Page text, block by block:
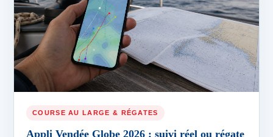
COURSE AU LARGE & RÉGATES
Appli Vendée Globe 2026 : suivi réel ou régate